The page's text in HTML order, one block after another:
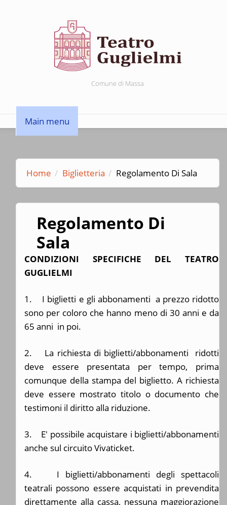
Comune di Massa
Main menu
Home Biglietteria Regolamento Di Sala
Regolamento Di
Sala
CONDIZIONI SPECIFICHE DEL TEATRO
GUGLIELMI
1. I biglietti e gli abbonamenti a prezzo ridotto
sono per coloro che hanno meno di 30 anni e da
65 anni in poi.
2. La richiesta di biglietti/abbonamenti ridotti
deve essere presentata per tempo, prima
comunque della stampa del biglietto. A richiesta
deve essere mostrato titolo o documento che
testimoni il diritto alla riduzione.
3. E' possibile acquistare i biglietti/abbonamenti
anche sul circuito Vivaticket.
4. I biglietti/abbonamenti degli spettacoli
teatrali possono essere acquistati in prevendita
direttamente alla cassa, nessuna maggiorazione